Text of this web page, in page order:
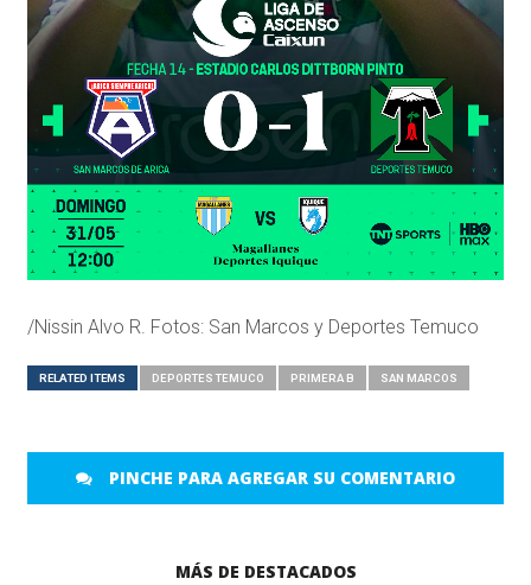
/Nissin Alvo R. Fotos: San Marcos y Deportes Temuco
RELATED ITEMS DEPORTES TEMUCO PRIMERA B SAN MARCOS
PINCHE PARA AGREGAR SU COMENTARIO
MÁS DE DESTACADOS